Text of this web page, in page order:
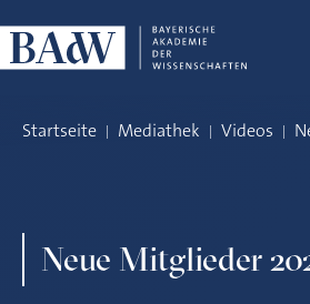
Startseite Mediathek Videos
Neue Mitglieder